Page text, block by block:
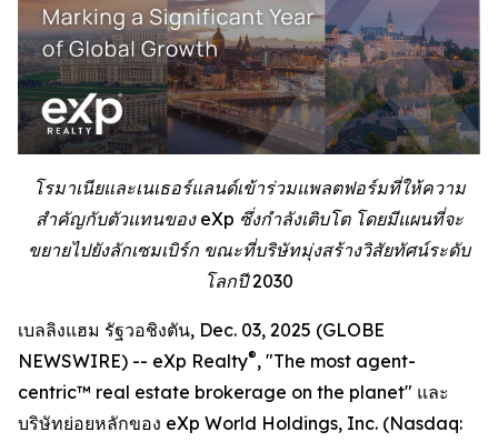
โรมาเนียและเนเธอร์แลนด์เข้าร่วมแพลตฟอร์มที่ให้ความ
สำคัญกับตัวแทนของ eXp ซึ่งกำลังเติบโต โดยมีแผนที่จะ
ขยายไปยังลักเซมเบิร์ก ขณะที่บริษัทมุ่งสร้างวิสัยทัศน์ระดับ
โลกปี 2030
เบลลิงแฮม รัฐวอชิงตัน, Dec. 03, 2025 (GLOBE
NEWSWIRE) -- eXp Realty®, "The most agent-
centric™ real estate brokerage on the planet" และ
บริษัทย่อยหลักของ eXp World Holdings, Inc. (Nasdaq: